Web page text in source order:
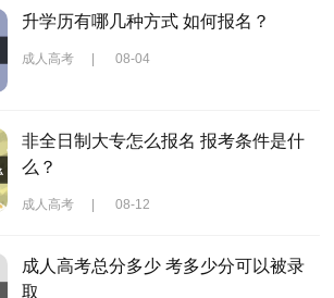
升学历有哪几种方式 如何报名？
成人高考 08-04
非全日制大专怎么报名 报考条件是什
么？
成人高考 08-12
成人高考总分多少 考多少分可以被录
取